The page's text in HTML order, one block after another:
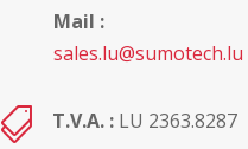
Mail :
sales.lu@sumotech.lu
 T.V.A. : LU 2363.8287